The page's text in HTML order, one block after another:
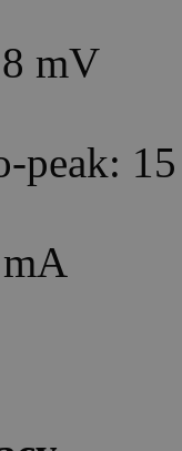
mV
peak: